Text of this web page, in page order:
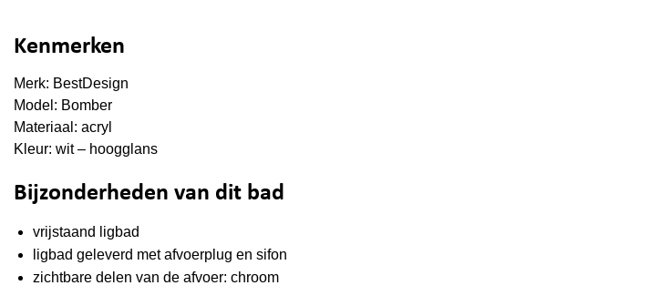
Kenmerken
Merk: BestDesign
Model: Bomber
Materiaal: acryl
Kleur: wit – hoogglans
Bijzonderheden van dit bad
vrijstaand ligbad
ligbad geleverd met afvoerplug en sifon
zichtbare delen van de afvoer: chroom